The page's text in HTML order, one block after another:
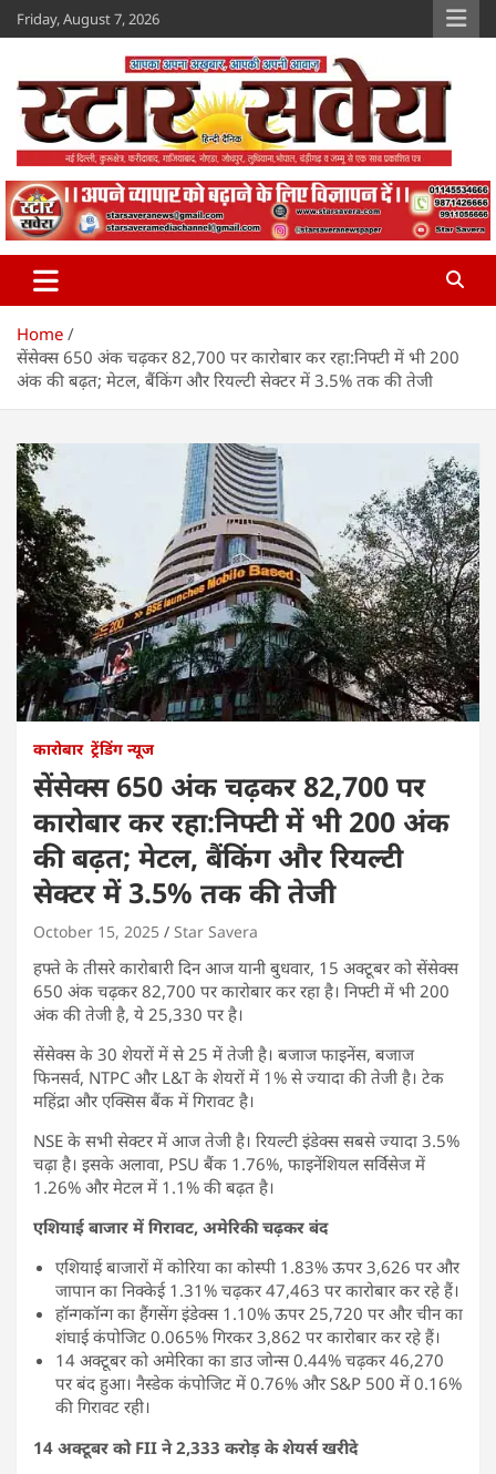
Skip
to
Friday, August 7, 2026
Star Savera
www.starsavera.com
Home
सेंसेक्स 650 अंक चढ़कर 82,700 पर कारोबार कर रहा:निफ्टी में भी 200
अंक की बढ़त; मेटल, बैंकिंग और रियल्टी सेक्टर में 3.5% तक की तेजी
कारोबार ट्रेंडिंग न्यूज
सेंसेक्स 650 अंक चढ़कर 82,700 पर
कारोबार कर रहा:निफ्टी में भी 200 अंक
की बढ़त; मेटल, बैंकिंग और रियल्टी
सेक्टर में 3.5% तक की तेजी
October 15, 2025 Star Savera
हफ्ते के तीसरे कारोबारी दिन आज यानी बुधवार, 15 अक्टूबर को सेंसेक्स
650 अंक चढ़कर 82,700 पर कारोबार कर रहा है। निफ्टी में भी 200
अंक की तेजी है, ये 25,330 पर है।
सेंसेक्स के 30 शेयरों में से 25 में तेजी है। बजाज फाइनेंस, बजाज
फिनसर्व, NTPC और L&T के शेयरों में 1% से ज्यादा की तेजी है। टेक
महिंद्रा और एक्सिस बैंक में गिरावट है।
NSE के सभी सेक्टर में आज तेजी है। रियल्टी इंडेक्स सबसे ज्यादा 3.5%
चढ़ा है। इसके अलावा, PSU बैंक 1.76%, फाइनेंशियल सर्विसेज में
1.26% और मेटल में 1.1% की बढ़त है।
एशियाई बाजार में गिरावट, अमेरिकी चढ़कर बंद
एशियाई बाजारों में कोरिया का कोस्पी 1.83% ऊपर 3,626 पर और
जापान का निक्केई 1.31% चढ़कर 47,463 पर कारोबार कर रहे हैं।
हॉन्गकॉन्ग का हैंगसेंग इंडेक्स 1.10% ऊपर 25,720 पर और चीन का
शंघाई कंपोजिट 0.065% गिरकर 3,862 पर कारोबार कर रहे हैं।
14 अक्टूबर को अमेरिका का डाउ जोन्स 0.44% चढ़कर 46,270
पर बंद हुआ। नैस्डेक कंपोजिट में 0.76% और S&P 500 में 0.16%
की गिरावट रही।
14 अक्टूबर को FII ने 2,333 करोड़ के शेयर्स खरीदे